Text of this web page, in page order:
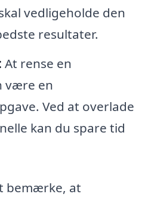
vedligeholde den
resultater.
At rense en
være en
Ved at overlade
kan du spare tid
bemærke, at